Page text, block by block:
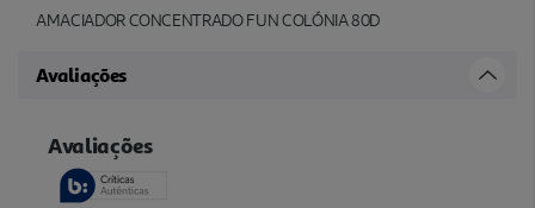
AMACIADOR CONCENTRADO FUN COLÓNIA 80D
Avaliações